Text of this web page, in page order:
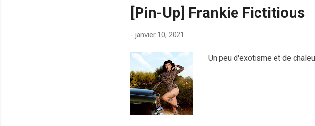
[Pin-Up] Frankie Fictitious
- janvier 10, 2021
Un peu d'exotisme et de